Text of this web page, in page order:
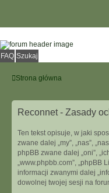
FAQ Szukaj
Strona główna
Reconnet - Zasady
Ten tekst opisuje, w jaki
zwane dalej „my”, „nas”,
phpBB zwane dalej „oni”,
„www.phpbb.com”, „phpBB
informacji zwanymi dalej
dowolnej twojej sesji na